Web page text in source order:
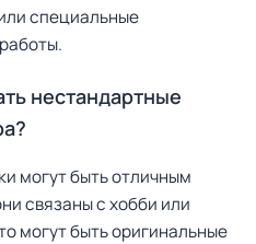
специальные
нестандартные
могут быть отличным
связаны с хобби или
могут быть оригинальные